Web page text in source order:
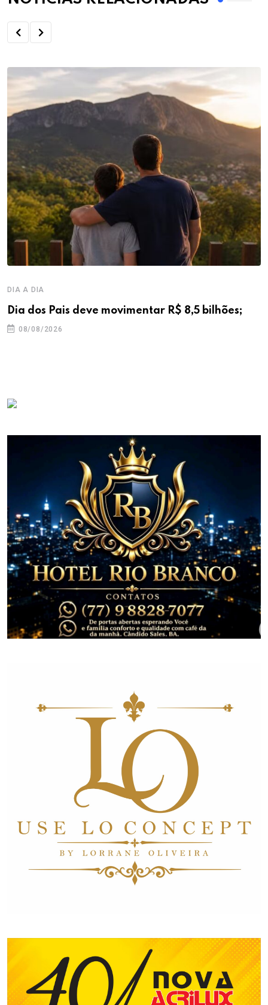
DIA A DIA
Dia dos Pais deve movimentar R$ 8,5 bilhões;
08/08/2026